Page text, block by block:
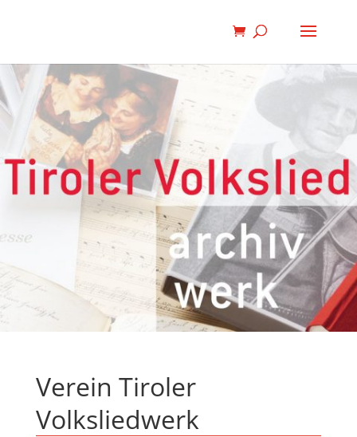
Verein Tiroler
Volksliedwerk